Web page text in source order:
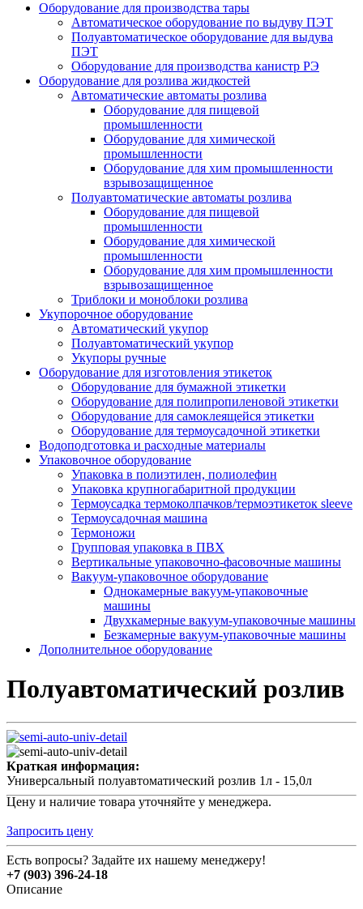
Оборудование для производства тары
Автоматическое оборудование по выдуву ПЭТ
Полуавтоматическое оборудование для выдува
ПЭТ
Оборудование для производства канистр РЭ
Оборудование для розлива жидкостей
Автоматические автоматы розлива
Оборудование для пищевой
промышленности
Оборудование для химической
промышленности
Оборудование для хим промышленности
взрывозащищенное
Полуавтоматические автоматы розлива
Оборудование для пищевой
промышленности
Оборудование для химической
промышленности
Оборудование для хим промышленности
взрывозащищенное
Триблоки и моноблоки розлива
Укупорочное оборудование
Автоматический укупор
Полуавтоматический укупор
Укупоры ручные
Оборудование для изготовления этикеток
Оборудование для бумажной этикетки
Оборудование для полипропиленовой этикетки
Оборудование для самоклеящейся этикетки
Оборудование для термоусадочной этикетки
Водоподготовка и расходные материалы
Упаковочное оборудование
Упаковка в полиэтилен, полиолефин
Упаковка крупногабаритной продукции
Термоусадка термоколпачков/термоэтикеток sleeve
Термоусадочная машина
Термоножи
Групповая упаковка в ПВХ
Вертикальные упаковочно-фасовочные машины
Вакуум-упаковочное оборудование
Однокамерные вакуум-упаковочные
машины
Двухкамерные вакуум-упаковочные машины
Безкамерные вакуум-упаковочные машины
Дополнительное оборудование
Полуавтоматический розлив
Краткая информация:
Универсальный полуавтоматический розлив 1л - 15,0л
Цену и наличие товара уточняйте у менеджера.
Запросить цену
Есть вопросы? Задайте их нашему менеджеру!
+7 (903) 396-24-18
Описание